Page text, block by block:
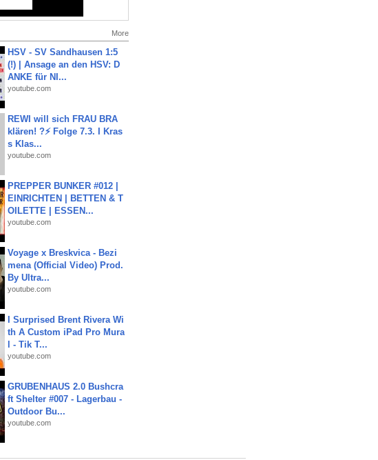
More
HSV - SV Sandhausen 1:5
(!) | Ansage an den HSV: D
ANKE für NI...
youtube.com
REWI will sich FRAU BRA
klären! ?⚡️ Folge 7.3. I Kras
s Klas...
youtube.com
PREPPER BUNKER #012 |
EINRICHTEN | BETTEN & T
OILETTE | ESSEN...
youtube.com
Voyage x Breskvica - Bezi
mena (Official Video) Prod.
By Ultra...
youtube.com
I Surprised Brent Rivera Wi
th A Custom iPad Pro Mura
l - Tik T...
youtube.com
GRUBENHAUS 2.0 Bushcra
ft Shelter #007 - Lagerbau -
Outdoor Bu...
youtube.com